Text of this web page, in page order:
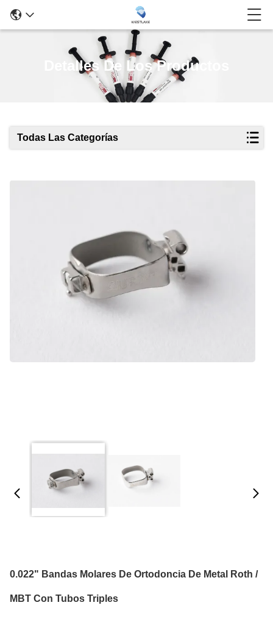
Detalles De Los Productos
Todas Las Categorías
0.022" Bandas Molares De Ortodoncia De Metal Roth /
MBT Con Tubos Triples